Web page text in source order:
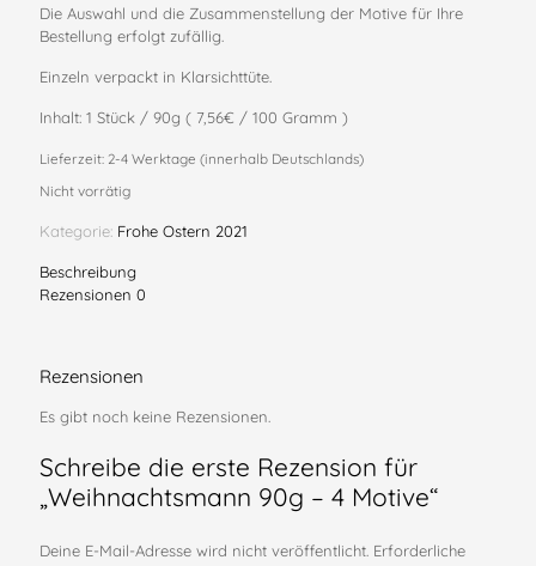
Die Auswahl und die Zusammenstellung der Motive für Ihre
Bestellung erfolgt zufällig.
Einzeln verpackt in Klarsichttüte.
Inhalt: 1 Stück / 90g ( 7,56€ / 100 Gramm )
Lieferzeit: 2-4 Werktage (innerhalb Deutschlands)
Nicht vorrätig
Kategorie: Frohe Ostern 2021
Beschreibung
Rezensionen 0
Rezensionen
Es gibt noch keine Rezensionen.
Schreibe die erste Rezension für
„Weihnachtsmann 90g – 4 Motive“
Deine E-Mail-Adresse wird nicht veröffentlicht. Erforderliche